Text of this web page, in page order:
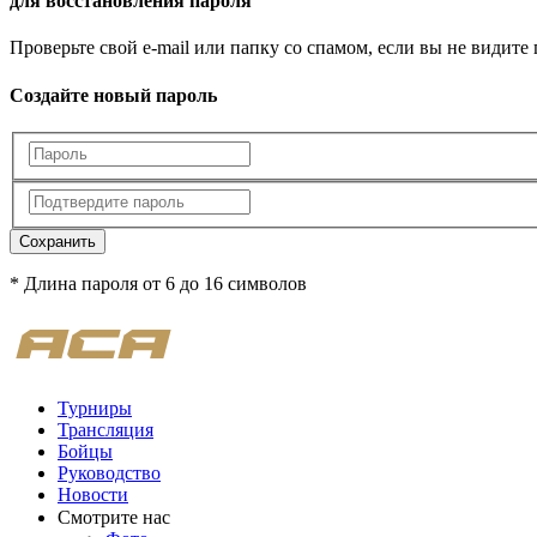
Проверьте свой e-mail или папку со спамом, если вы не видите
Создайте новый пароль
Сохранить
* Длина пароля от 6 до 16 символов
Турниры
Трансляция
Бойцы
Руководство
Новости
Смотрите нас